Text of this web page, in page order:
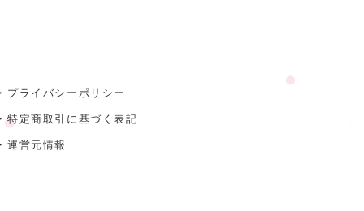
・プライバシーポリシー
・特定商取引に基づく表記
・運営元情報